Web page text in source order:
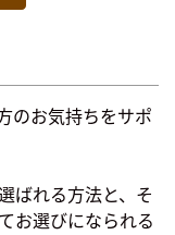
のお気持ちをサポ
ばれる方法と、そ
お選びになられる